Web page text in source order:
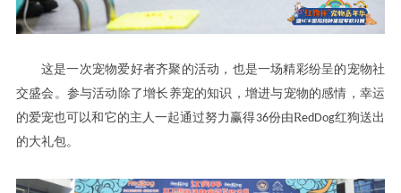
这是一次宠物爱好者齐聚的活动 ， 也是一场精彩纷呈的宠物社
交盛会 。 参与活动除了增长养宠的知识 ， 增进与宠物的感情 ， 幸运
的爱宠也可以和它的主人一起通过努力赢得36份由RedDog红狗送出
的大礼包。